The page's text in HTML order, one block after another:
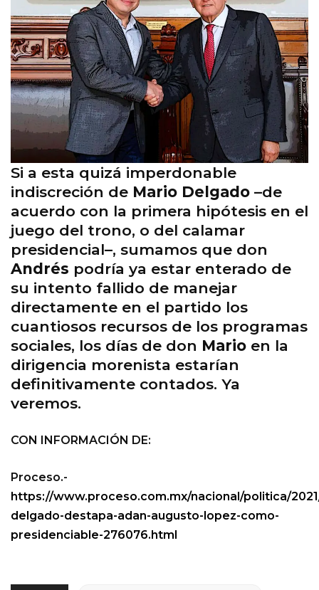
Si a esta quizá imperdonable
indiscreción de Mario Delgado –de
acuerdo con la primera hipótesis en el
juego del trono, o del calamar
presidencial–, sumamos que don
Andrés podría ya estar enterado de
su intento fallido de manejar
directamente en el partido los
cuantiosos recursos de los programas
sociales, los días de don Mario en la
dirigencia morenista estarían
definitivamente contados. Ya
veremos.
CON INFORMACIÓN DE:
Proceso.-
https://www.proceso.com.mx/nacional/politica/
delgado-destapa-adan-augusto-lopez-como-
presidenciable-276076.html